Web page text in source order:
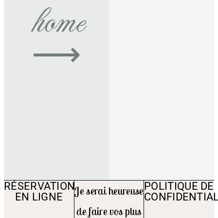
home
⟶
RÉSERVATION
EN LIGNE
Je serai heureuse
de faire vos plus
POLITIQUE DE